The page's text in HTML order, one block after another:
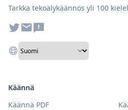
Tarkka tekoälykäännös yli 100
Käännä
Käännä PDF